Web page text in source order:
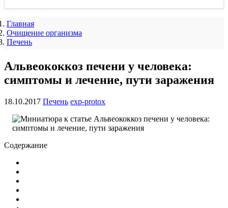
Главная
Очищение организма
Печень
Альвеококкоз печени у человека:
симптомы и лечение, пути заражения
18.10.2017 Печень exp-protox
Содержание